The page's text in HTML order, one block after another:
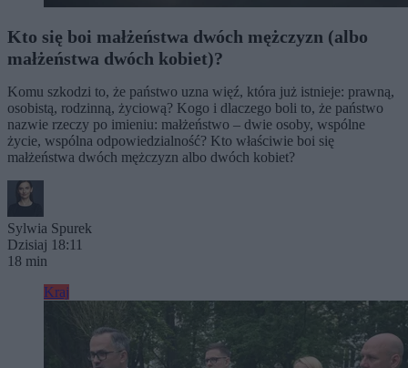
Kto się boi małżeństwa dwóch mężczyzn (albo
małżeństwa dwóch kobiet)?
Komu szkodzi to, że państwo uzna więź, która już istnieje: prawną,
osobistą, rodzinną, życiową? Kogo i dlaczego boli to, że państwo
nazwie rzeczy po imieniu: małżeństwo – dwie osoby, wspólne
życie, wspólna odpowiedzialność? Kto właściwie boi się
małżeństwa dwóch mężczyzn albo dwóch kobiet?
Sylwia Spurek
Dzisiaj 18:11
18 min
Kraj